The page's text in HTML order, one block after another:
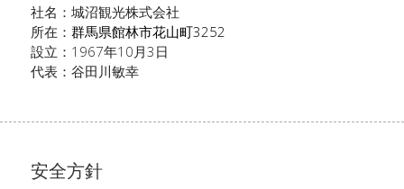
社名：城沼観光株式会社
所在： 群馬県館林市花山町3252
設立：1967年10月3日
代表：谷田川敏幸
安全方針